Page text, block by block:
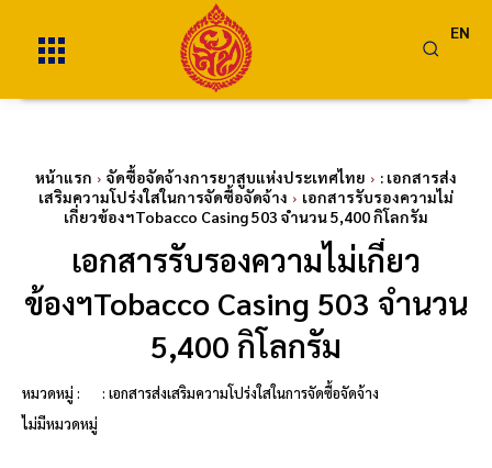
EN
หน้าแรก จัดซื้อจัดจ้างการยาสูบแห่งประเทศไทย
: เอกสารส่ง
เสริมความโปร่งใสในการจัดซื้อจัดจ้าง
เอกสารรับรองความไม่
เกี่ยวข้องฯTobacco Casing 503 จำนวน 5,400 กิโลกรัม
เอกสารรับรองความไม่เกี่ยว
ข้องฯTobacco Casing 503 จำนวน
5,400 กิโลกรัม
หมวดหมู่ :
: เอกสารส่งเสริมความโปร่งใสในการจัดซื้อจัดจ้าง
ไม่มีหมวดหมู่